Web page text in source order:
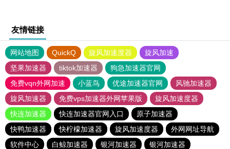
友情链接
网站地图 QuickQ 旋风加速度器
旋风加速
坚果加速器
tiktok加速器
狗急加速器官网
免费vqn外网加速
小蓝鸟 优途加速器官网
风驰加速器
旋风加速器
免费vps加速器外网苹果版
旋风加速度器
快连加速器
快连加速器官网入口
原子加速器
快鸭加速器
快柠檬加速器 旋风加速度器
外网网址导航
软件中心
白鲸加速器 银河加速器
银河加速器